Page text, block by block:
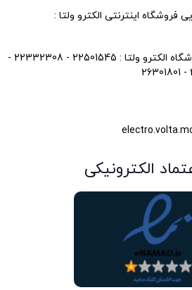
فروشگاه اینترنتی الکترو ولتا :
شماره تلفن های فروشگاه الکترو ولتا : 22501545 - 22332308 -
الکترونیکی